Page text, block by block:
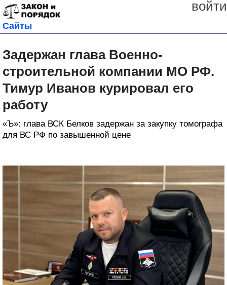
войти
Сайты
Задержан глава Военно-
строительной компании МО РФ.
Тимур Иванов курировал его
работу
«Ъ»: глава ВСК Белков задержан за закупку томографа
для ВС РФ по завышенной цене